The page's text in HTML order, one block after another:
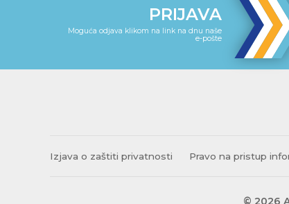
PRIJAVA
Moguća odjava klikom na link na dnu naše
e-pošte
Izjava o zaštiti privatnosti Pravo na pristup
© 2026